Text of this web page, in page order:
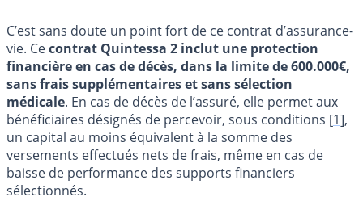
C’est sans doute un point fort de ce contrat d’assurance-
vie. Cecontrat Quintessa 2 inclut une protection
financière en cas de décès, dans la limite de 600.000€,
sans frais supplémentaires et sans sélection
médicale. En cas de décès de l’assuré, elle permet aux
bénéficiaires désignés de percevoir, sous conditions [1],
un capital au moins équivalent à la somme des
versements effectués nets de frais, même en cas de
baisse de performance des supports financiers
sélectionnés.